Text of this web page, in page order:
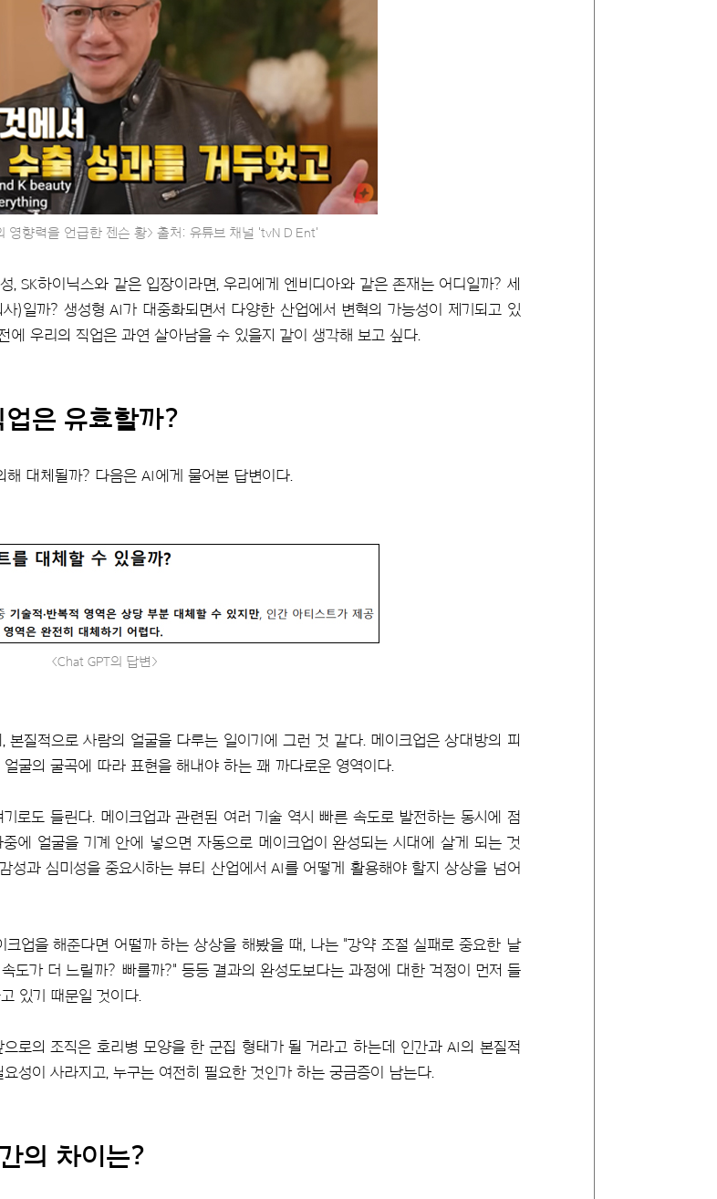
영향력을 언급한 젠슨 황> 출처: 유튜브 채널 'tvN D Ent'
, SK하이닉스와 같은 입장이라면, 우리에게 엔비디아와 같은 존재는 어디일까? 세
)일까? 생성형 AI가 대중화되면서 다양한 산업에서 변혁의 가능성이 제기되고 있
에 우리의 직업은 과연 살아남을 수 있을지 같이 생각해 보고 싶다.
은 유효할까?
대체될까? 다음은 AI에게 물어본 답변이다.
<Chat GPT의 답변>
질적으로 사람의 얼굴을 다루는 일이기에 그런 것 같다. 메이크업은 상대방의 피
굴의 굴곡에 따라 표현을 해내야 하는 꽤 까다로운 영역이다.
로도 들린다. 메이크업과 관련된 여러 기술 역시 빠른 속도로 발전하는 동시에 점
에 얼굴을 기계 안에 넣으면 자동으로 메이크업이 완성되는 시대에 살게 되는 것
성과 심미성을 중요시하는 뷰티 산업에서 AI를 어떻게 활용해야 할지 상상을 넘어
업을 해준다면 어떨까 하는 상상을 해봤을 때, 나는 "강약 조절 실패로 중요한 날
도가 더 느릴까? 빠를까?" 등등 결과의 완성도보다는 과정에 대한 걱정이 먼저 들
있기 때문일 것이다.
로의 조직은 호리병 모양을 한 군집 형태가 될 거라고 하는데 인간과 AI의 본질적
성이 사라지고, 누구는 여전히 필요한 것인가 하는 궁금증이 남는다.
의 차이는?